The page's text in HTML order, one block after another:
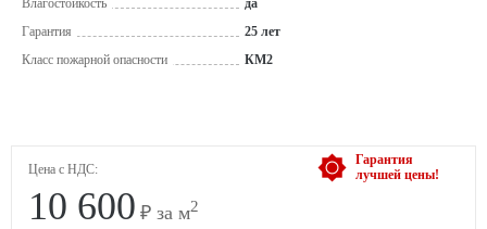
Влагостойкость
да
Гарантия
25 лет
Класс пожарной опасности
КМ2
Гарантия
лучшей цены!
Цена с НДС:
10 600 ₽ за м2